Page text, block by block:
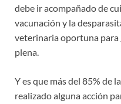
debe ir acompañado de
vacunación y la
veterinaria oportuna para
plena.
Y es que más del 85% de
realizado alguna acción